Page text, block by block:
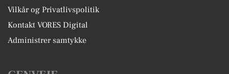
Vilkår og Privatlivspolitik
Kontakt VORES Digital
Administrer samtykke